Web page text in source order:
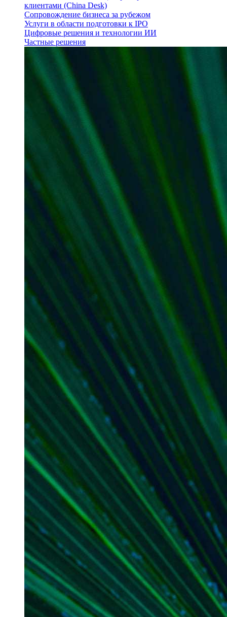
клиентами (China Desk)
Сопровождение бизнеса за рубежом
Услуги в области подготовки к IPO
Цифровые решения и технологии ИИ
Частные решения